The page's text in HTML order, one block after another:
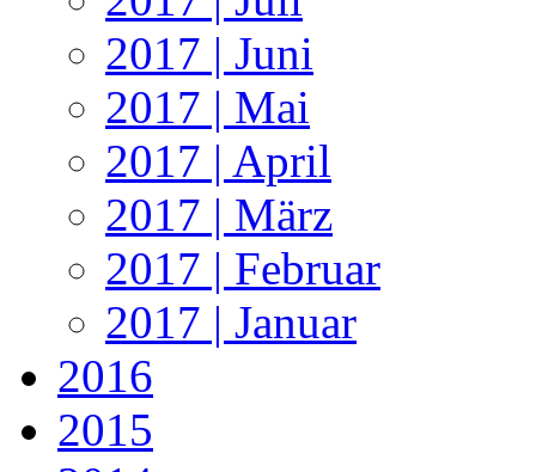
2017 | Juni
2017 | Mai
2017 | April
2017 | März
2017 | Februar
2017 | Januar
2016
2015